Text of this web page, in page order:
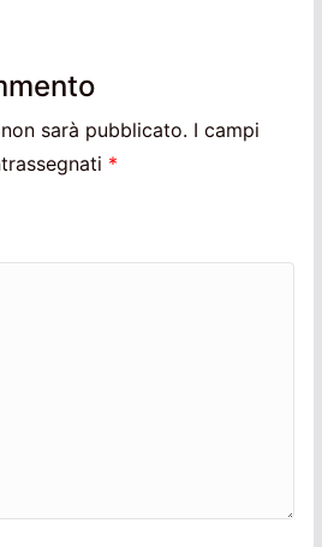
sarà pubblicato. I campi
*